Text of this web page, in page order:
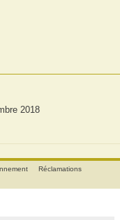
2018
Réclamations